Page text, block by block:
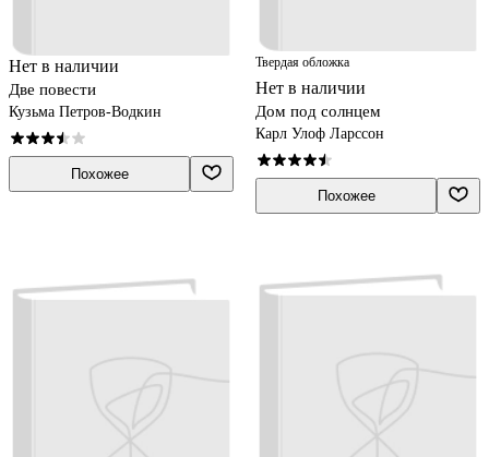
Нет в наличии
Две повести
Кузьма Петров-Водкин
Похожее
Твердая обложка
Нет в наличии
Дом под солнцем
Карл Улоф Ларссон
Похожее